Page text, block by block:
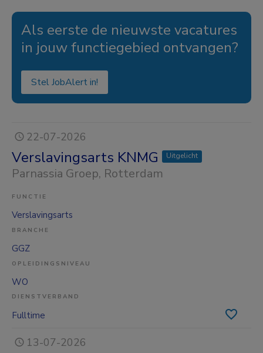
Als eerste de nieuwste vacatures
in jouw functiegebied ontvangen?
Stel JobAlert in!
22-07-2026
Verslavingsarts KNMG Uitgelicht
Parnassia Groep, Rotterdam
FUNCTIE
Verslavingsarts
BRANCHE
GGZ
OPLEIDINGSNIVEAU
WO
DIENSTVERBAND
Fulltime
13-07-2026